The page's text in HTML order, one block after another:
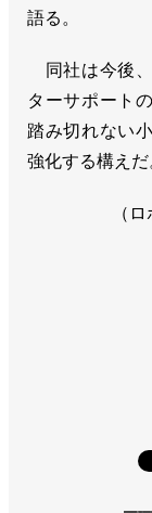
語る。
同社は今後、
ターサポート
踏み切れない
強化する構えだ
（